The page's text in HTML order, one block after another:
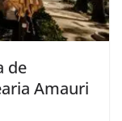
de
Amauri